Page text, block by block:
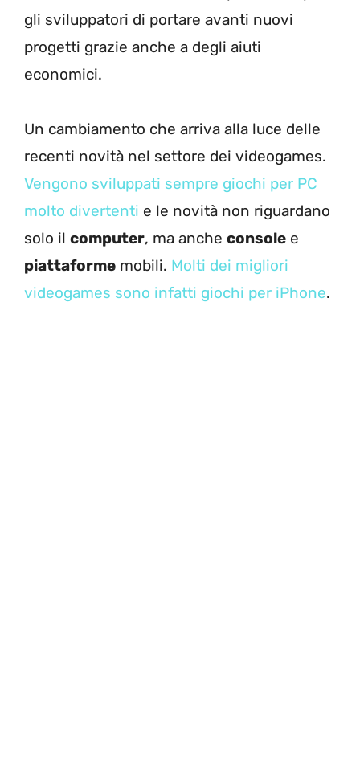
gli sviluppatori di portare avanti nuovi
progetti grazie anche a degli aiuti
economici.
Un cambiamento che arriva alla luce delle
recenti novità nel settore dei videogames.
Vengono sviluppati sempre giochi per PC
molto divertenti e le novità non riguardano
solo il computer, ma anche console e
piattaforme mobili. Molti dei migliori
videogames sono infatti giochi per iPhone.